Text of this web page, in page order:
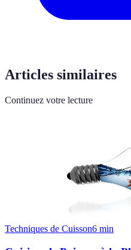
Articles similaires
Continuez votre lecture
Techniques de Cuisson6 min